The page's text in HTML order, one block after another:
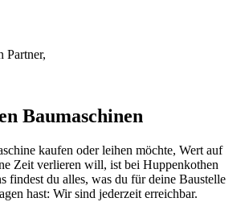
Partner,
Baumaschinen
kaufen oder leihen möchte, Wert auf
Zeit verlieren will, ist bei Huppenkothen
findest du alles, was du für deine Baustelle
hast: Wir sind jederzeit erreichbar.